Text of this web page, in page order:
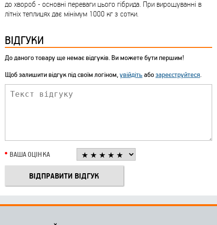
до хвороб - основні переваги цього гібрида. При вирощуванні в
літніх теплицях дає мінімум 1000 кг з сотки.
ВІДГУКИ
До даного товару ще немає відгуків. Ви можете бути першим!
Щоб залишити відгук під своїм логіном,увійдітьабозареєструйтеся.
ВАША ОЦІНКА